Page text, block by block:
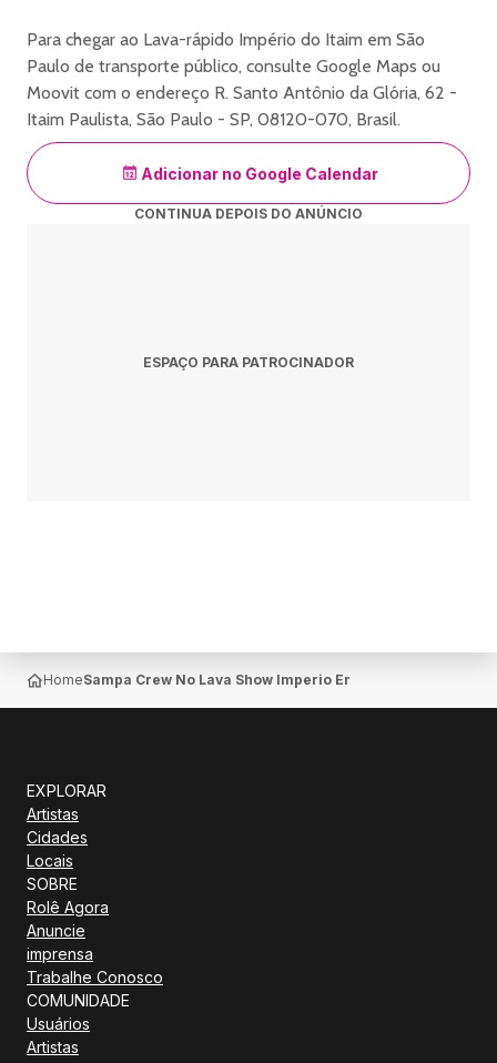
Para chegar ao Lava-rápido Império do Itaim em São
Paulo de transporte público, consulte Google Maps ou
Moovit com o endereço R. Santo Antônio da Glória, 62 -
Itaim Paulista, São Paulo - SP, 08120-070, Brasil.
Adicionar no Google Calendar
CONTINUA DEPOIS DO ANÚNCIO
ESPAÇO PARA PATROCINADOR
HomeSampa Crew No Lava Show Imperio Em Sao Paulo
EXPLORAR
Artistas
Cidades
Locais
SOBRE
Rolê Agora
Anuncie
imprensa
Trabalhe Conosco
COMUNIDADE
Usuários
Artistas